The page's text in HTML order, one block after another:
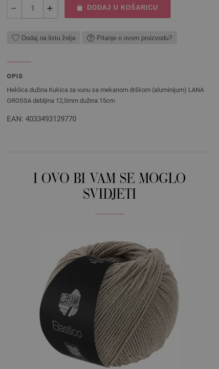
DODAJ U KOŠARICU
Dodaj na listu želja Pitanje o ovom proizvodu?
OPIS
Heklica dužina Kukica za vunu sa mekanom drškom (aluminijum) LANA
GROSSA debljina 12,0mm dužina 15cm
EAN: 4033493129770
I OVO BI VAM SE MOGLO
SVIDJETI